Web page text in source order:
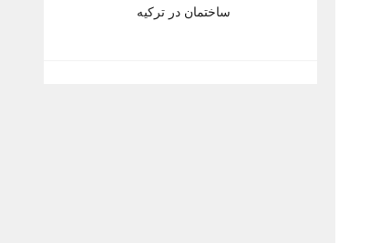
ساختمان در ترکیه